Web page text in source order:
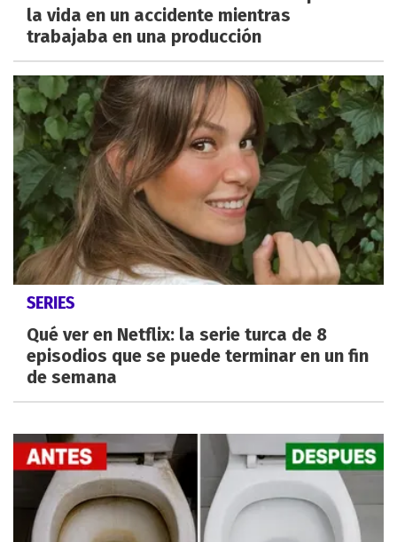
la vida en un accidente mientras
trabajaba en una producción
SERIES
Qué ver en Netflix: la serie turca de 8
episodios que se puede terminar en un fin
de semana